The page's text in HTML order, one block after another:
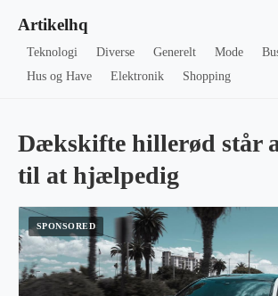
Artikelhq
Teknologi Diverse Generelt Mode
Hus og Have
Elektronik Shopping
Dækskifte hillerød står
til at hjælpedig